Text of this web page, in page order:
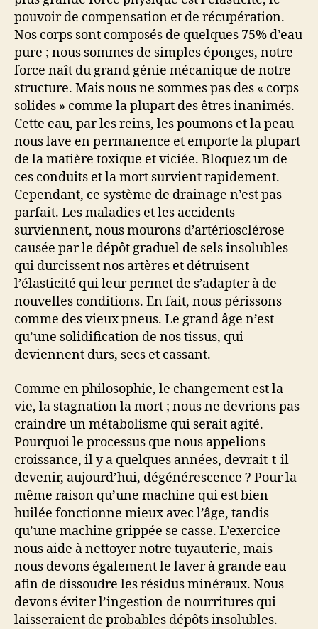
pouvoir de compensation et de récupération.
Nos corps sont composés de quelques 75% d’eau
pure ; nous sommes de simples éponges, notre
force naît du grand génie mécanique de notre
structure. Mais nous ne sommes pas des « corps
solides » comme la plupart des êtres inanimés.
Cette eau, par les reins, les poumons et la peau
nous lave en permanence et emporte la plupart
de la matière toxique et viciée. Bloquez un de
ces conduits et la mort survient rapidement.
Cependant, ce système de drainage n’est pas
parfait. Les maladies et les accidents
surviennent, nous mourons d’artériosclérose
causée par le dépôt graduel de sels insolubles
qui durcissent nos artères et détruisent
l’élasticité qui leur permet de s’adapter à de
nouvelles conditions. En fait, nous périssons
comme des vieux pneus. Le grand âge n’est
qu’une solidification de nos tissus, qui
deviennent durs, secs et cassant.
Comme en philosophie, le changement est la
vie, la stagnation la mort ; nous ne devrions pas
craindre un métabolisme qui serait agité.
Pourquoi le processus que nous appelions
croissance, il y a quelques années, devrait-t-il
devenir, aujourd’hui, dégénérescence ? Pour la
même raison qu’une machine qui est bien
huilée fonctionne mieux avec l’âge, tandis
qu’une machine grippée se casse. L’exercice
nous aide à nettoyer notre tuyauterie, mais
nous devons également le laver à grande eau
afin de dissoudre les résidus minéraux. Nous
devons éviter l’ingestion de nourritures qui
laisseraient de probables dépôts insolubles.